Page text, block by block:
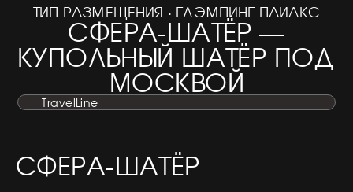
ТИП РАЗМЕЩЕНИЯ · ГЛЭМПИНГ ПАИАКС
СФЕРА-ШАТЁР —
КУПОЛЬНЫЙ ШАТЁР ПОД
МОСКВОЙ
TravelLine
СФЕРА-ШАТЁР